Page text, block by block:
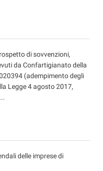
di sovvenzioni,
da Confartigianato della
(adempimento degli
Legge 4 agosto 2017,
delle imprese di